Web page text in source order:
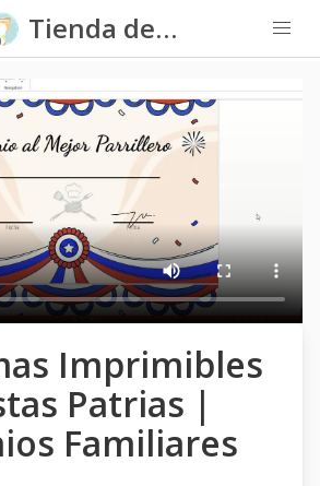
Tienda de
Carpatitas
Homeschool
Imprimibles
Patrias |
Familiares